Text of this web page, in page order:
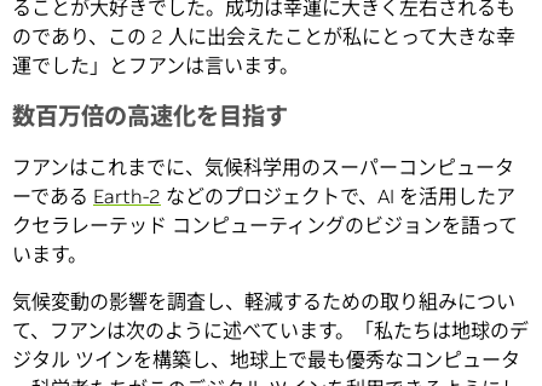
ることが大好きでした。成功は幸運に大きく左右されるも
のであり、この 2 人に出会えたことが私にとって大きな幸
運でした」とフアンは言います。
数百万倍の高速化を目指す
フアンはこれまでに、気候科学用のスーパーコンピュータ
ーである Earth-2 などのプロジェクトで、AI を活用したア
クセラレーテッド コンピューティングのビジョンを語って
います。
気候変動の影響を調査し、軽減するための取り組みについ
て、フアンは次のように述べています。「私たちは地球のデ
ジタル ツインを構築し、地球上で最も優秀なコンピュータ